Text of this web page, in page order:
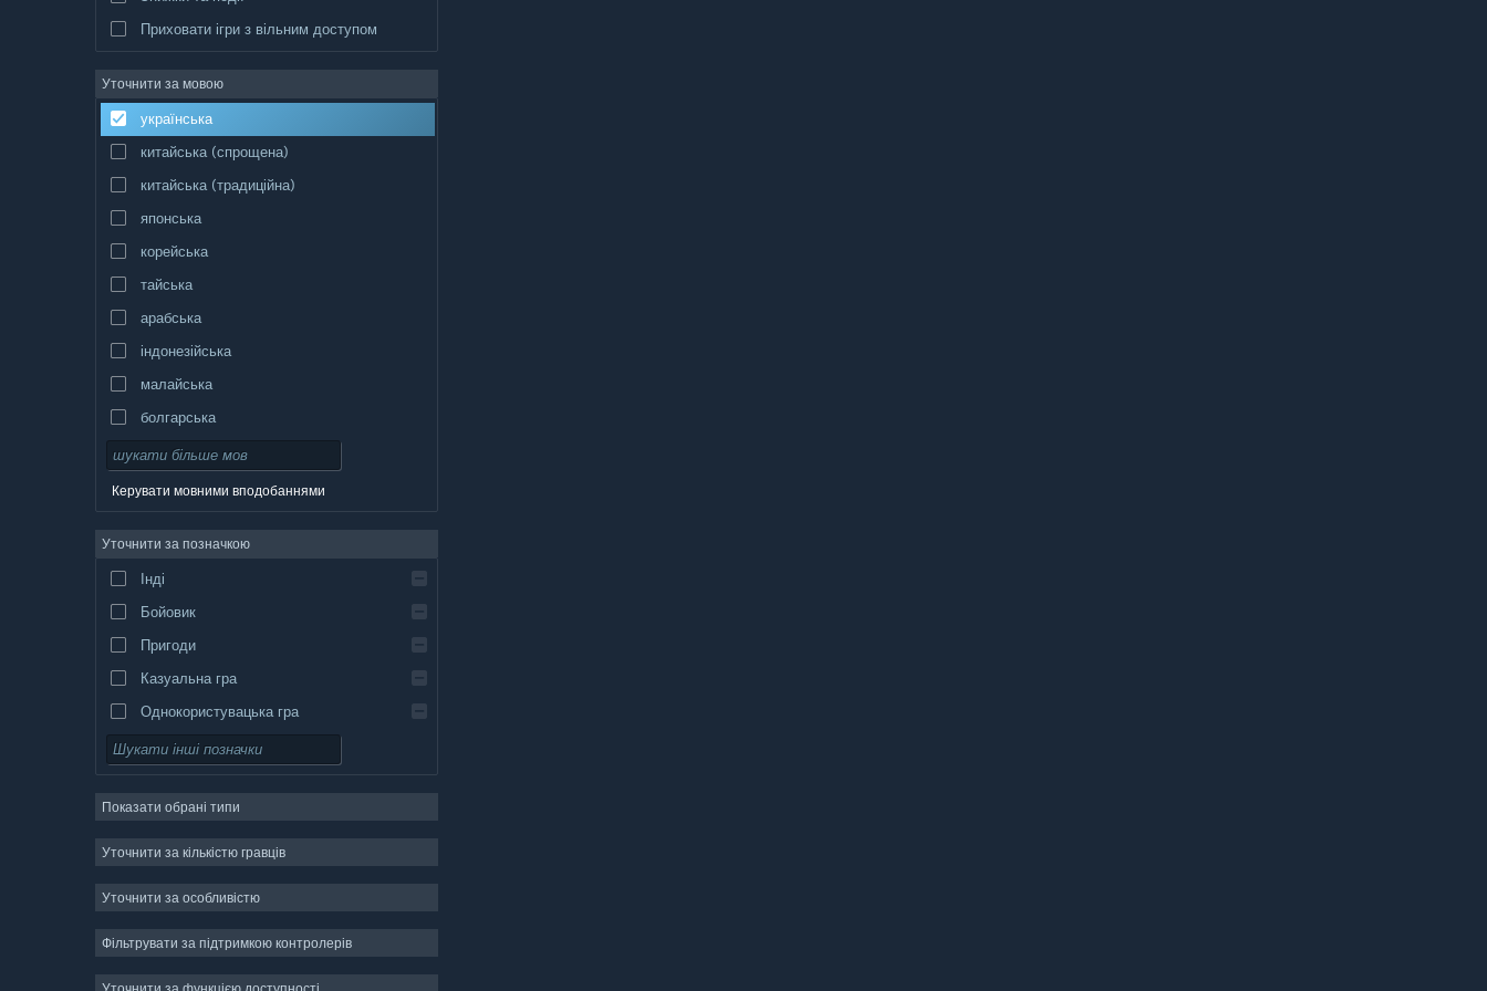
Приховати ігри з вільним доступом
Уточнити за мовою
українська
китайська (спрощена)
китайська (традиційна)
японська
корейська
тайська
арабська
індонезійська
малайська
болгарська
чеська
англійська
іспанська (Іспанія)
іспанська (Латинська Америка)
Керувати мовними вподобаннями
Уточнити за позначкою
Інді
Бойовик
Пригоди
Казуальна гра
Однокористувацька гра
Симулятор
Стратегія
Двовимірність
Вільний доступ
Показати обрані типи
Уточнити за кількістю гравців
Уточнити за особливістю
Фільтрувати за підтримкою контролерів